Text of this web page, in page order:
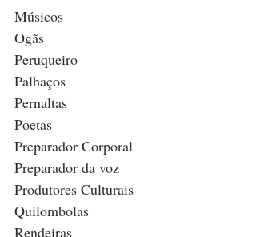
Músicos
Ogãs
Peruqueiro
Palhaços
Pernaltas
Poetas
Preparador Corporal
Preparador da voz
Produtores Culturais
Quilombolas
Rendeiras